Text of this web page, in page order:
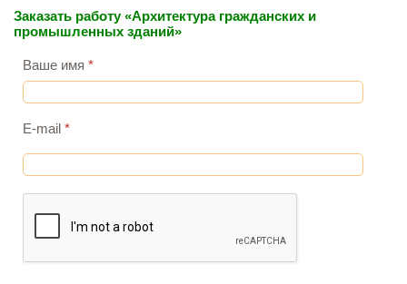
Заказать работу «Архитектура гражданских и
промышленных зданий»
Ваше имя *
E-mail *